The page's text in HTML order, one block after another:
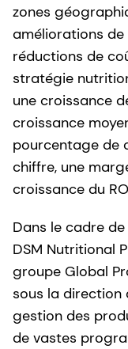
zones
améliorations
réductions de
stratégie
une croissance
croissance
pourcentage de
chiffre, une
croissance du
Dans le cadre
DSM Nutritional
groupe Global
sous la direction
gestion des
de vastes